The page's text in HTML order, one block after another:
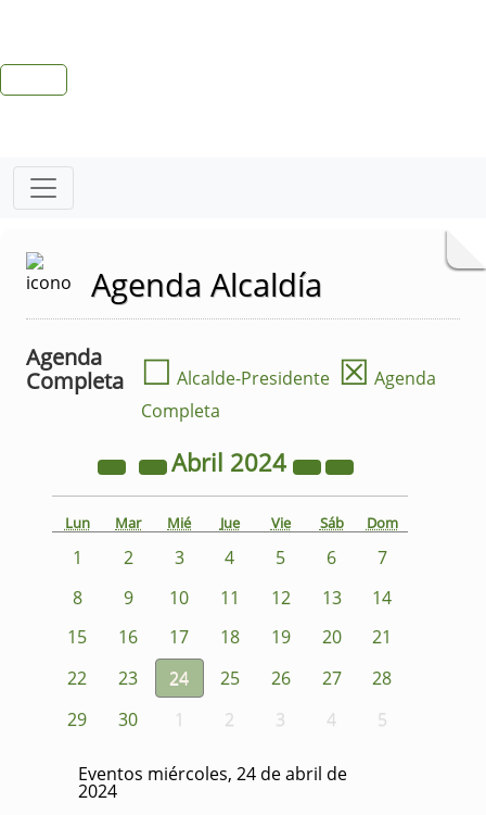
Agenda Alcaldía
Agenda
Completa
☐ Alcalde-Presidente ☒ Agenda
Completa
Abril 2024
Lun Mar Mié Jue Vie Sáb Dom
1 2 3 4 5 6
7
8
9 10 11 12 13
14
15
16 17 18 19 20
21
22
23 24 25 26 27
28
29
30 1 2 3 4 5
Eventos miércoles, 24 de abril de
2024